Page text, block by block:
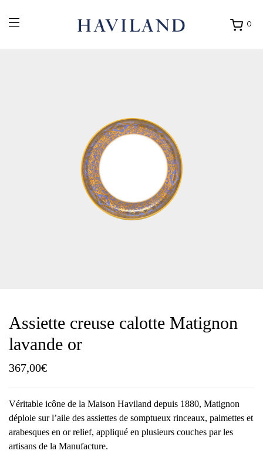
0
Ouvrir
Assiette creuse calotte Matignon
lavande or
367,00€
Véritable icône de la Maison Haviland depuis 1880, Matignon
déploie sur l’aile des assiettes de somptueux rinceaux, palmettes et
arabesques en or relief, appliqué en plusieurs couches par les
artisans de la Manufacture.